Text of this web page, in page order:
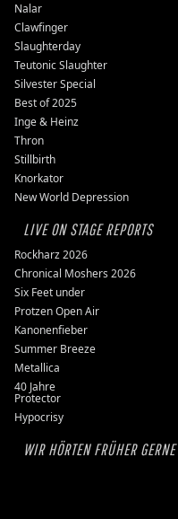
Nalar
Clawfinger
Slaughterday
Teutonic Slaughter
Silvester Special
Best of 2025
Inge & Heinz
Thron
Stillbirth
Knorkator
New World Depression
LIVE ON STAGE REPORTS
Rockharz 2026
Chronical Moshers 2026
Six Feet under
Protzen Open Air
Kanonenfieber
Summer Breeze
Metallica
40 Jahre
Protector
Hypocrisy
WIR HÖRTEN FRÜHER GERNE